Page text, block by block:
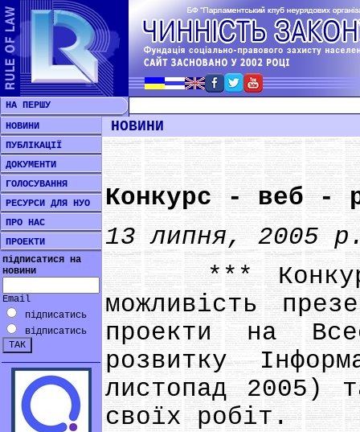
НА ПЕРШУ
НОВИНИ
ПУБЛІКАЦІЇ
ДОКУМЕНТИ
ГОЛОСУВАННЯ
РЕСУРСИ ДЛЯ НУО
ПРО НАС
ПРОЕКТИ
підписатися на
новини
Email
підписатись
відписатись
НОВИНИ
Конкурс - веб -
13 липня, 2005
*** Конкурс
можливість
проекти на
розвитку
листопад 2005)
своїх робіт.